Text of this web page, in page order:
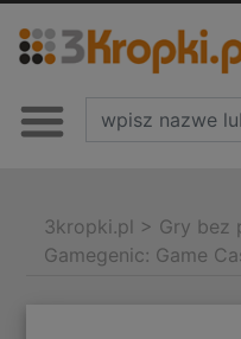
3kropki.pl > Gry bez
Gamegenic: Game